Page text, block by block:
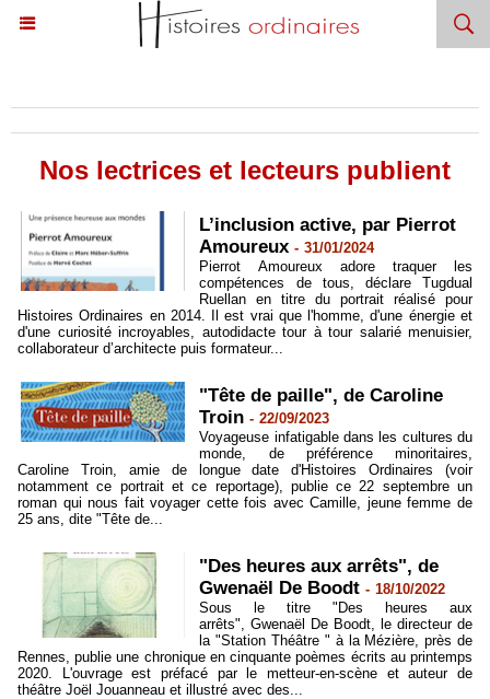
Nos lectrices et lecteurs publient
L’inclusion active, par Pierrot
Amoureux - 31/01/2024
Pierrot Amoureux adore traquer les
compétences de tous, déclare Tugdual
Ruellan en titre du portrait réalisé pour
Histoires Ordinaires en 2014. Il est vrai que l'homme, d'une énergie et
d'une curiosité incroyables, autodidacte tour à tour salarié menuisier,
collaborateur d’architecte puis formateur...
"Tête de paille", de Caroline
Troin - 22/09/2023
Voyageuse infatigable dans les cultures du
monde, de préférence minoritaires,
Caroline Troin, amie de longue date d'Histoires Ordinaires (voir
notamment ce portrait et ce reportage), publie ce 22 septembre un
roman qui nous fait voyager cette fois avec Camille, jeune femme de
25 ans, dite "Tête de...
"Des heures aux arrêts", de
Gwenaël De Boodt - 18/10/2022
Sous le titre "Des heures aux
arrêts", Gwenaël De Boodt, le directeur de
la "Station Théâtre " à la Mézière, près de
Rennes, publie une chronique en cinquante poèmes écrits au printemps
2020. L'ouvrage est préfacé par le metteur-en-scène et auteur de
théâtre Joël Jouanneau et illustré avec des...